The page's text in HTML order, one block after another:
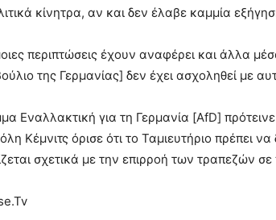
κίνητρα, αν και δεν έλαβε καμμία
περιπτώσεις έχουν αναφέρει και άλλα
της Γερμανίας] δεν έχει ασχοληθεί με
Εναλλακτική για τη Γερμανία [AfD]
Κέμνιτς όρισε ότι το Ταμιευτήριο πρέπει
σχετικά με την επιρροή των τραπεζών σε